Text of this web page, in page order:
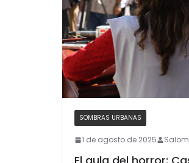
SOMBRAS URBANAS
1 de agosto de 2025